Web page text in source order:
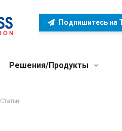
Подпишитесь на
Решения/Продукты
Статьи